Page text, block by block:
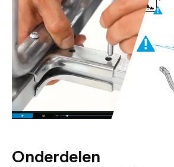
Onderdelen